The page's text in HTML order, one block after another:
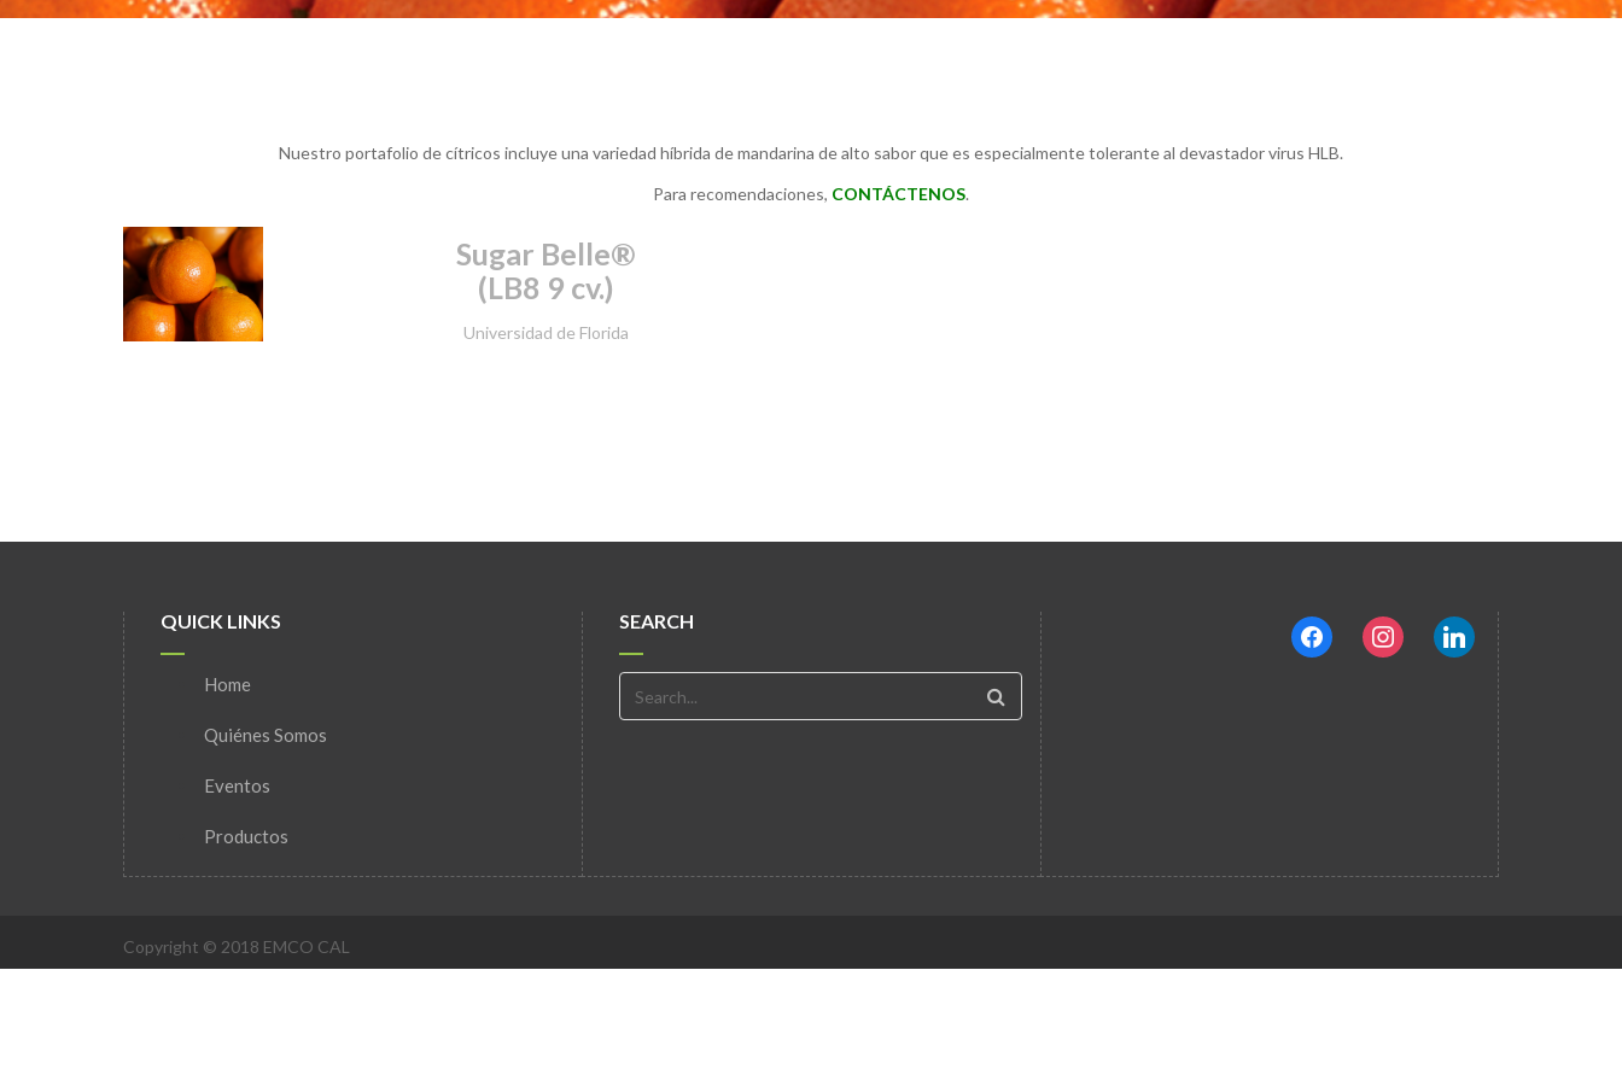
Nuestro portafolio de cítricos incluye una variedad híbrida de mandarina de alto sabor que es especialmente tolerante al devastador virus HLB.
Para recomendaciones, CONTÁCTENOS.
Sugar Belle®
(LB8 9 cv.)
Universidad de Florida
QUICK LINKS
Home
Quiénes Somos
Eventos
Productos
SEARCH facebook instagramlinkedin
Copyright © 2018 EMCO CAL